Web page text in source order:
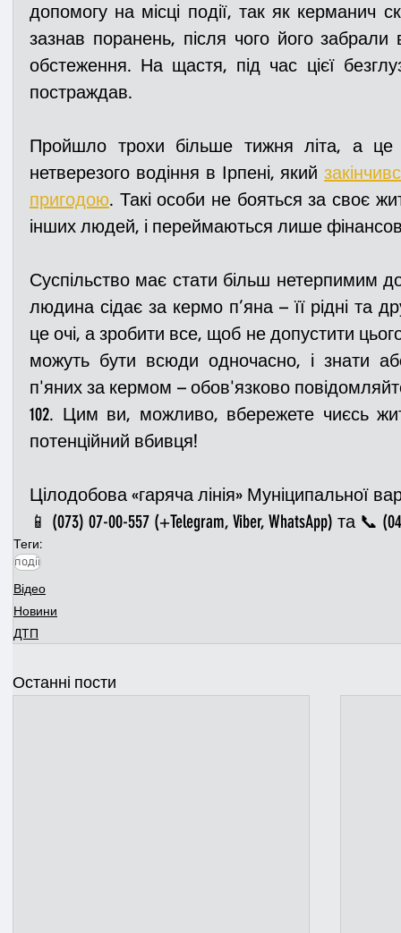
допомогу на місці події, так як керманич
зазнав поранень, після чого його
обстеження. На щастя, під час цієї
постраждав.
Пройшло трохи більше тижня літа, а
нетверезого водіння в Ірпені, який
пригодою. Такі особи не бояться за своє
інших людей, і переймаються лише
Суспільство має стати більш нетерпимим
людина сідає за кермо п’яна – її рідні та
це очі, а зробити все, щоб не допустити
можуть бути всюди одночасно, і знати
п'яних за кермом – обов'язково
102. Цим ви, можливо, вбережете чиєсь
потенційний вбивця!
Цілодобова «гаряча лінія» Муніципальної
📱 (073) 07-00-557 (+Telegram, Viber, WhatsApp) та 📞
Теги:
події
Відео
Новини
ДТП
Останні пости